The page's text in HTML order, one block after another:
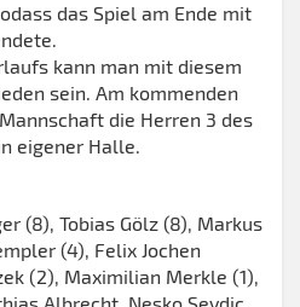
das Spiel am Ende mit
kann man mit diesem
sein. Am kommenden
die Herren 3 des
eigener Halle.
(8), Tobias Gölz (8), Markus
(4), Felix Jochen
(2), Maximilian Merkle (1),